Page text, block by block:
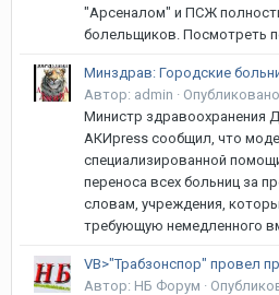
"Арсеналом" и ПСЖ
болельщиков. Посмотреть
Автор: admin ·
Министр здравоохранения
АКИpress сообщил, что
специализированной
переноса всех больниц за
словам, учреждения,
требующую немедленного
Автор: НБ Форум ·